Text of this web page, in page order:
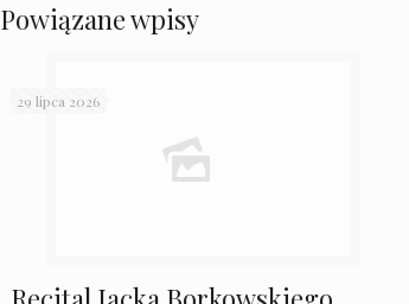
Powiązane wpisy
29 lipca 2026